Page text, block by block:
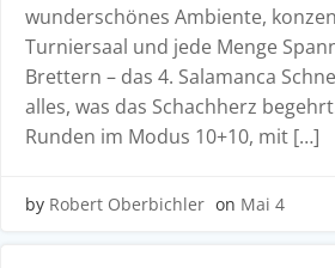
wunderschönes Ambiente,
Turniersaal und jede Menge
Brettern – das 4. Salamanca
alles, was das Schachherz
Runden im Modus 10+10, mit […]
by Robert Oberbichler on Mai 4